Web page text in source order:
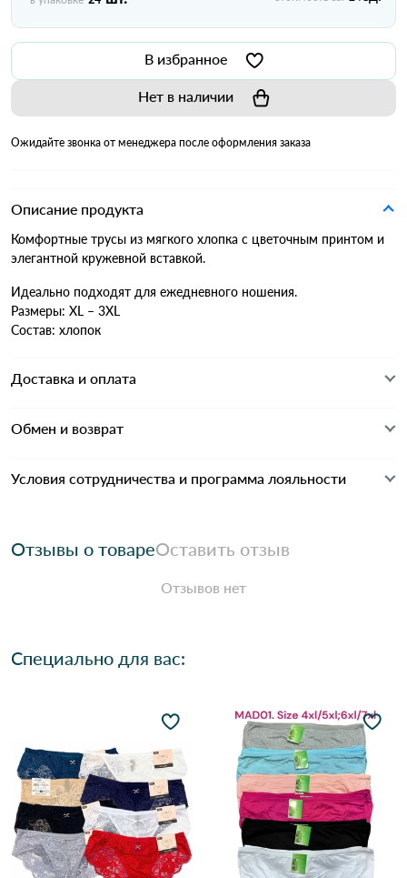
В избранное
Нет в наличии
Ожидайте звонка от менеджера после оформления заказа
Описание продукта
Комфортные трусы из мягкого хлопка с цветочным принтом и
элегантной кружевной вставкой.
Идеально подходят для ежедневного ношения.
Размеры: XL – 3XL
Состав: хлопок
Доставка и оплата
Обмен и возврат
Условия сотрудничества и программа лояльности
Отзывы о товареОставить отзыв
Отзывов нет
Специально для вас: